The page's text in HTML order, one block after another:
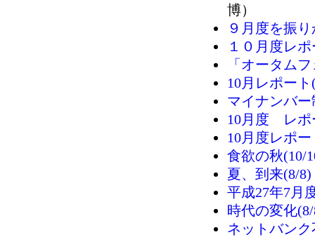
博）
９月度を振
１０月度レ
「オータム
10月レポート
マイナンバー
10月度 レポ
10月度レポー
食欲の秋(10/
夏、到来(8/8)
平成27年7月
時代の変化
ネットバン